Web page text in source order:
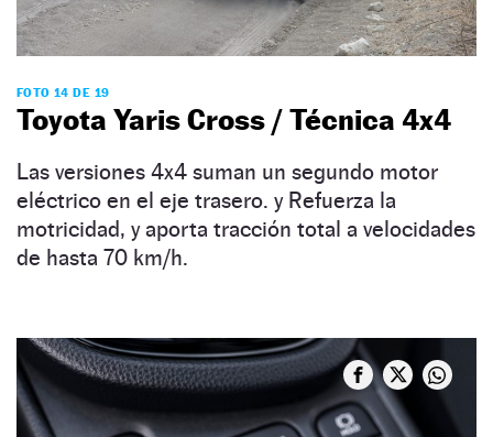
FOTO 14 DE 19
Toyota Yaris Cross / Técnica 4x4
Las versiones 4x4 suman un segundo motor
eléctrico en el eje trasero. y Refuerza la
motricidad, y aporta tracción total a velocidades
de hasta 70 km/h.